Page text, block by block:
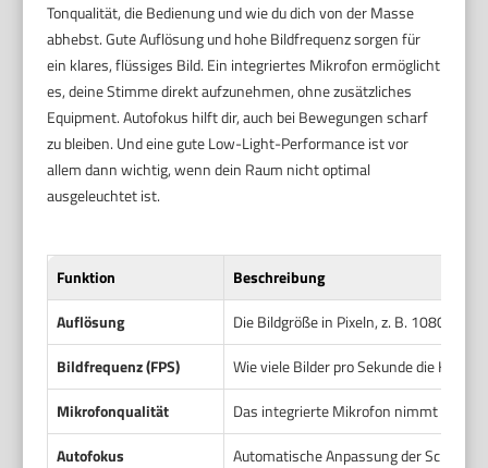
Tonqualität, die Bedienung und wie du dich von der Masse
abhebst. Gute Auflösung und hohe Bildfrequenz sorgen für
ein klares, flüssiges Bild. Ein integriertes Mikrofon ermöglicht
es, deine Stimme direkt aufzunehmen, ohne zusätzliches
Equipment. Autofokus hilft dir, auch bei Bewegungen scharf
zu bleiben. Und eine gute Low-Light-Performance ist vor
allem dann wichtig, wenn dein Raum nicht optimal
ausgeleuchtet ist.
Funktion
Beschreibung
Auflösung
Die Bildgröße in Pixeln, z. B. 1080p
Bildfrequenz (FPS)
Wie viele Bilder pro Sekunde die
Mikrofonqualität
Das integrierte Mikrofon nimmt deine
Autofokus
Automatische Anpassung der Schärfe